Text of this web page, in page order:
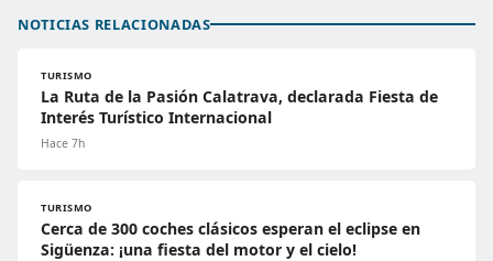
NOTICIAS RELACIONADAS
TURISMO
La Ruta de la Pasión Calatrava, declarada Fiesta de
Interés Turístico Internacional
Hace 7h
TURISMO
Cerca de 300 coches clásicos esperan el eclipse en
Sigüenza: ¡una fiesta del motor y el cielo!